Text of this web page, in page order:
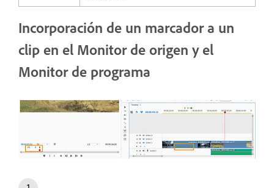
Incorporación de un marcador a un
clip en el Monitor de origen y el
Monitor de programa